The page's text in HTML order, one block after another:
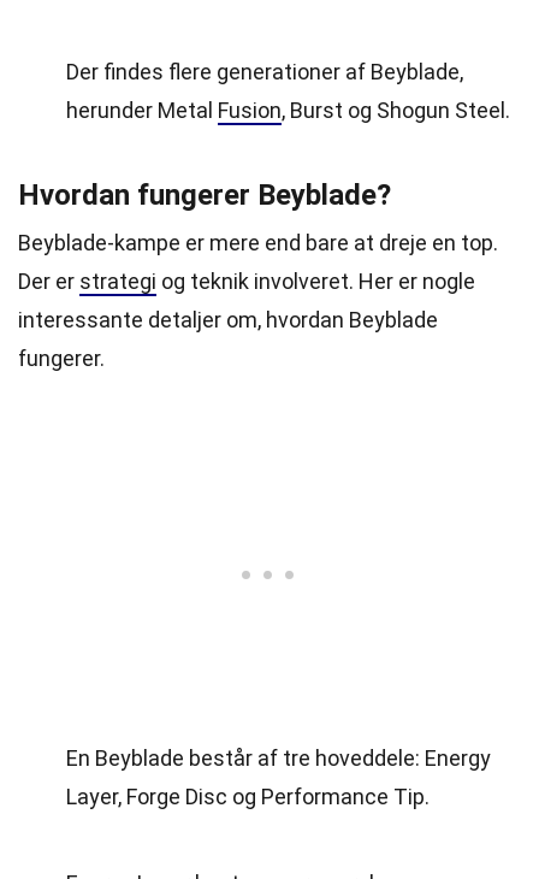
Der findes flere generationer af Beyblade,
herunder Metal Fusion, Burst og Shogun Steel.
Hvordan fungerer Beyblade?
Beyblade-kampe er mere end bare at dreje en top.
Der er strategi og teknik involveret. Her er nogle
interessante detaljer om, hvordan Beyblade
fungerer.
En Beyblade består af tre hoveddele: Energy
Layer, Forge Disc og Performance Tip.